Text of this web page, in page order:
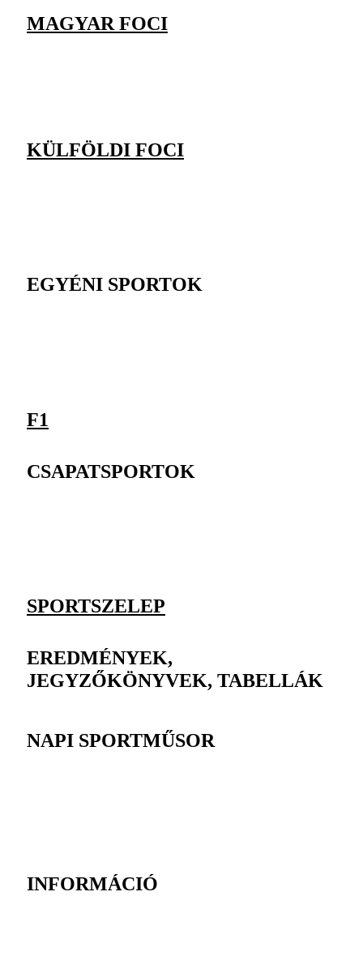
MAGYAR FOCI
KÜLFÖLDI FOCI
EGYÉNI SPORTOK
F1
CSAPATSPORTOK
SPORTSZELEP
EREDMÉNYEK,
JEGYZŐKÖNYVEK, TABELLÁK
NAPI SPORTMŰSOR
INFORMÁCIÓ